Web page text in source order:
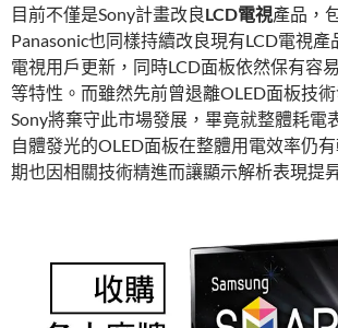
目前不僅是Sony計畫改良LCD電視產品，
Panasonic也同樣持續改良現有LCD電視
電視用戶更新，同時LCD面板依然保有容
等特性。而雖然先前曾退離OLED面板技
Sony將棄守此市場發展，畢竟就整體耗電
自體發光的OLED面板在整體用電效率仍
期也因相關技術精進而讓顯示解析表現提